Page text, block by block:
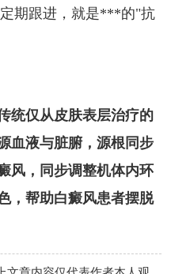
期跟进，就是***的"抗
统仅从皮肤表层治疗的
血液与脏腑，源根同步
风，同步调整机体内环
，帮助白癜风患者摆脱